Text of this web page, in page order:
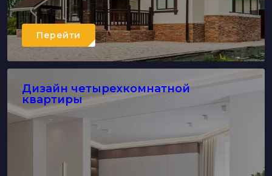
Перейти
Дизайн четырехкомнатной
квартиры